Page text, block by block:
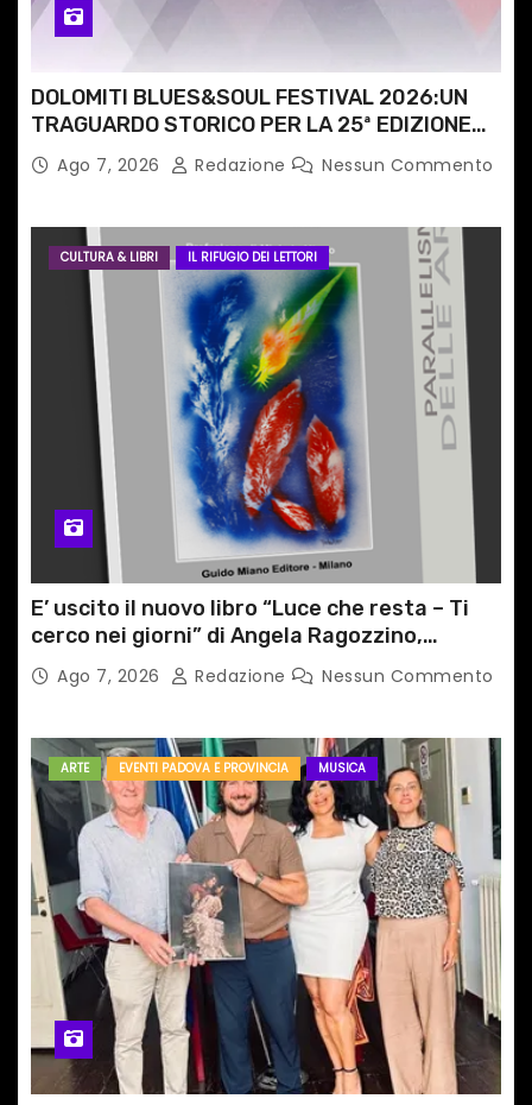
l
i
DOLOMITI BLUES&SOUL FESTIVAL 2026:UN
TRAGUARDO STORICO PER LA 25ª EDIZIONE
TRA LE CIME PATRIMONIO UNESCO
Ago 7, 2026 Redazione Nessun Commento
CULTURA & LIBRI IL RIFUGIO DEI LETTORI
E’ uscito il nuovo libro “Luce che resta – Ti
cerco nei giorni” di Angela Ragozzino,
medico primario di Capua
Ago 7, 2026 Redazione Nessun Commento
ARTE EVENTI PADOVA E PROVINCIA MUSICA